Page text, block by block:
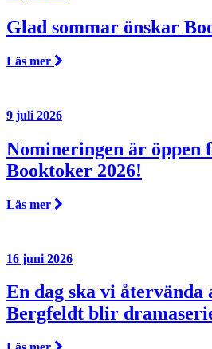
Glad sommar önskar
Läs mer
9 juli 2026
Nomineringen är öppen
Booktoker 2026!
Läs mer
16 juni 2026
En dag ska vi återvända
Bergfeldt blir